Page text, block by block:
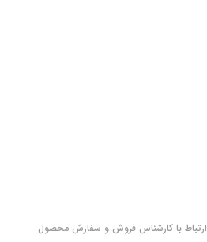
ارتباط با کارشناس فروش و سفارش محصول